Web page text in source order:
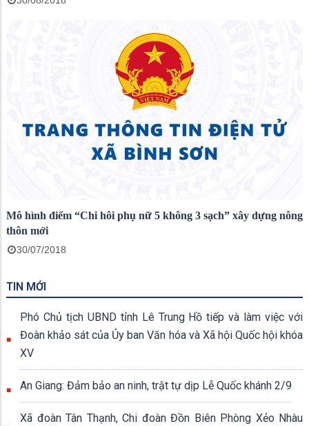
Mô hình điểm “Chi hôi phụ nữ 5 không 3 sạch” xây dựng nông
thôn mới
30/07/2018
TIN MỚI
Phó Chủ tịch UBND tỉnh Lê Trung Hồ tiếp và làm việc với
Đoàn khảo sát của Ủy ban Văn hóa và Xã hội Quốc hội khóa
XV
An Giang: Đảm bảo an ninh, trật tự dịp Lễ Quốc khánh 2/9
Xã đoàn Tân Thạnh, Chi đoàn Đồn Biên Phòng Xẻo Nhàu